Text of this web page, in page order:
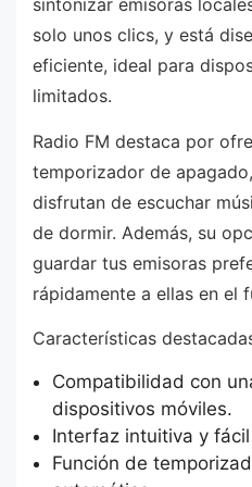
solo unos clics, y está
eficiente, ideal para
limitados.
Radio FM destaca por
temporizador de
disfrutan de escuchar
de dormir. Además, su
guardar tus emisoras
rápidamente a ellas en el
Características
Compatibilidad con
dispositivos móviles.
Interfaz intuitiva y
Función de